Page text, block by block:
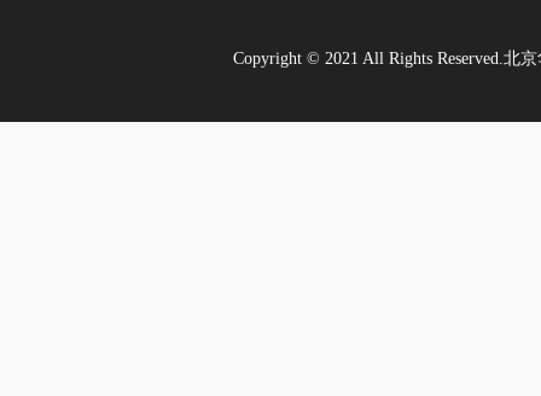
Copyright © 2021 All Rights Reserved.北